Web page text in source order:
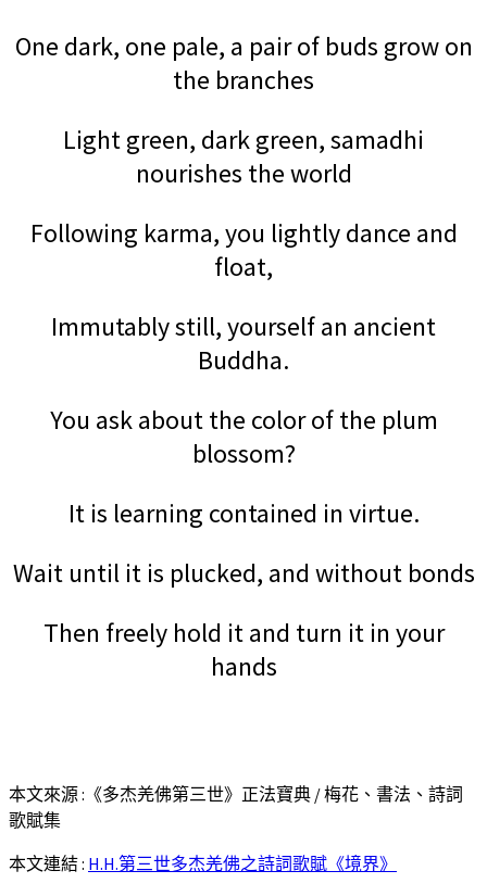
One dark, one pale, a pair of buds grow on
the branches
Light green, dark green, samadhi
nourishes the world
Following karma, you lightly dance and
float,
Immutably still, yourself an ancient
Buddha.
You ask about the color of the plum
blossom?
It is learning contained in virtue.
Wait until it is plucked, and without bonds
Then freely hold it and turn it in your
hands
本文來源 :《多杰羌佛第三世》正法寶典 / 梅花、書法、詩詞
歌賦集
本文連結 : H.H.第三世多杰羌佛之詩詞歌賦《境界》